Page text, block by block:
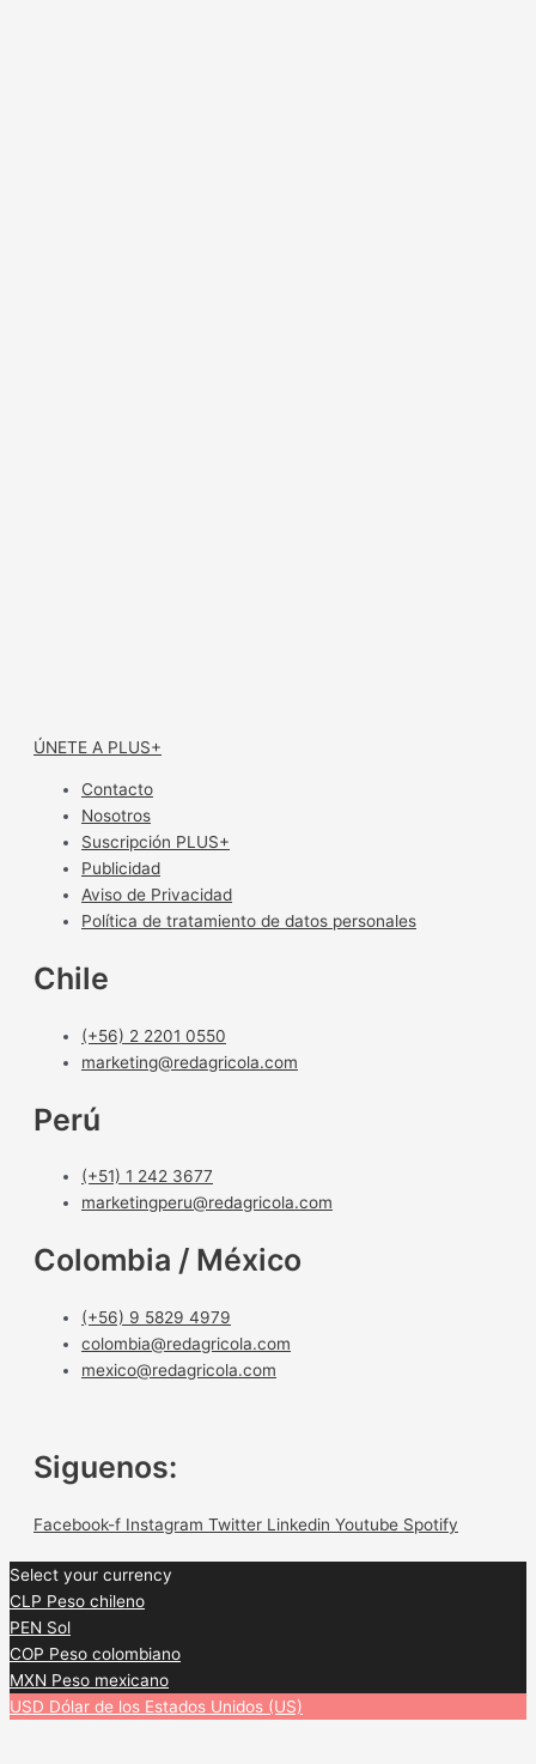
ÚNETE A PLUS+
Contacto
Nosotros
Suscripción PLUS+
Publicidad
Aviso de Privacidad
Política de tratamiento de datos personales
Chile
(+56) 2 2201 0550
marketing@redagricola.com
Perú
(+51) 1 242 3677
marketingperu@redagricola.com
Colombia / México
(+56) 9 5829 4979
colombia@redagricola.com
mexico@redagricola.com
Siguenos:
Facebook-f Instagram Twitter Linkedin Youtube Spotify
Select your currency
CLP Peso chileno
PEN Sol
COP Peso colombiano
MXN Peso mexicano
USD Dólar de los Estados Unidos (US)